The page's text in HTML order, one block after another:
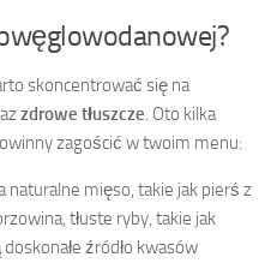
skoncentrować się na
zdrowe tłuszcze. Oto kilka
zagościć w twoim menu:
naturalne mięso, takie jak pierś z
tłuste ryby, takie jak
źródło kwasów